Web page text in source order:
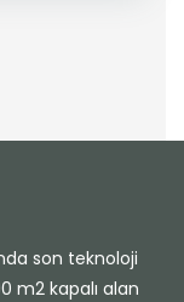
son teknoloji
m2 kapalı alan